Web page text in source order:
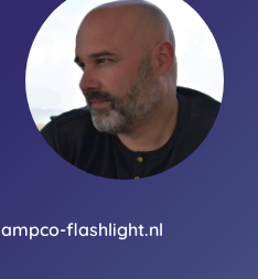
ampco-flashlight.nl